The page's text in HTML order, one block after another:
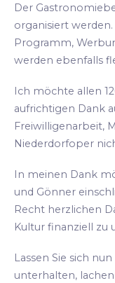
Der
organisiert werden.
Programm,
werden ebenfalls
Ich möchte allen
aufrichtigen Dank
Freiwilligenarbeit,
Niederdorfoper
In meinen Dank
und Gönner
Recht herzlichen
Kultur finanziell zu
Lassen Sie sich
unterhalten,